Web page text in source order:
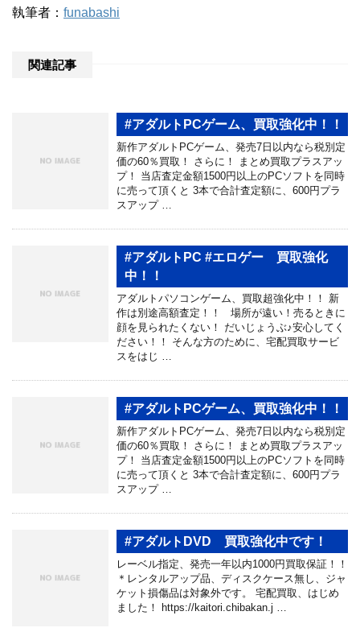
執筆者： funabashi
関連記事
#アダルトPCゲーム、買取強化中！！
新作アダルトPCゲーム、発売7日以内なら税別定
価の60％買取！ さらに！ まとめ買取プラスアッ
プ！ 当店査定金額1500円以上のPCソフトを同時
に売って頂くと 3本で合計査定額に、600円プラ
スアップ …
#アダルトPC #エロゲー 買取強化
中！！
アダルトパソコンゲーム、買取超強化中！！ 新
作は別途高額査定！！ 場所が遠い！売るときに
顔を見られたくない！ だいじょうぶ♪安心してく
ださい！！ そんな方のために、宅配買取サービ
スをはじ …
#アダルトPCゲーム、買取強化中！！
新作アダルトPCゲーム、発売7日以内なら税別定
価の60％買取！ さらに！ まとめ買取プラスアッ
プ！ 当店査定金額1500円以上のPCソフトを同時
に売って頂くと 3本で合計査定額に、600円プラ
スアップ …
#アダルトDVD 買取強化中です！
レーベル指定、発売一年以内1000円買取保証！！
＊レンタルアップ品、ディスクケース無し、ジャ
ケット損傷品は対象外です。 宅配買取、はじめ
ました！ https://kaitori.chibakan.j …